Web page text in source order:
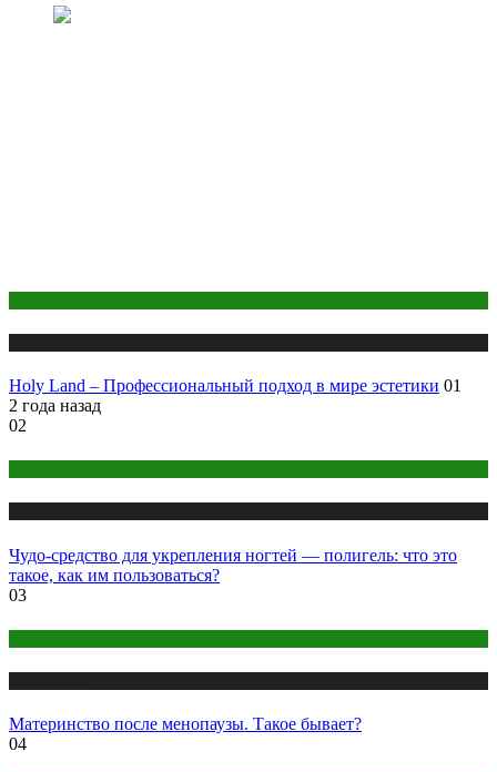
Holy Land – Профессиональный подход в мире эстетики 01
2 года назад
02
Чудо-средство для укрепления ногтей — полигель: что это
такое, как им пользоваться?
03
Материнство после менопаузы. Такое бывает?
04